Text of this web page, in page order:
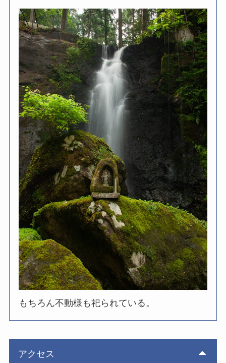
もちろん不動様も祀られている。
アクセス